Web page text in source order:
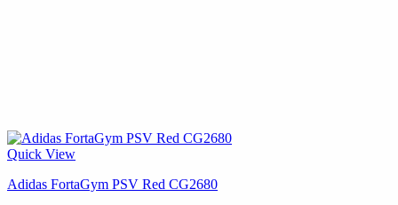
Quick View
Adidas FortaGym PSV Red CG2680